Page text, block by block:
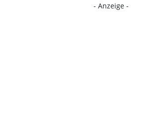
- Anzeige -